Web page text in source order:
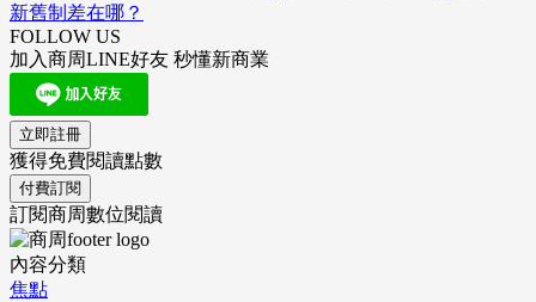
新舊制差在哪？
FOLLOW US
加入商周LINE好友 秒懂新商業
立即註冊
獲得免費閱讀點數
付費訂閱
訂閱商周數位閱讀
內容分類
焦點